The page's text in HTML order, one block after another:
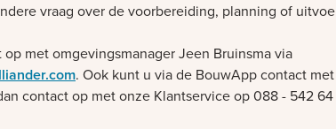
vraag over de voorbereiding, planning of
met omgevingsmanager Jeen Bruinsma via
. Ook kunt u via de BouwApp contact
contact op met onze Klantservice op 088 - 542